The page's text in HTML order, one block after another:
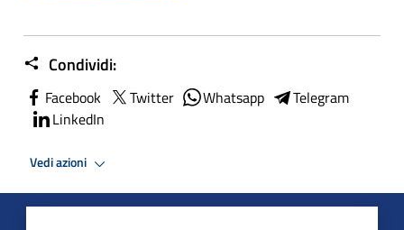
Condividi:
Facebook Twitter Whatsapp
Telegram
LinkedIn
Vedi azioni